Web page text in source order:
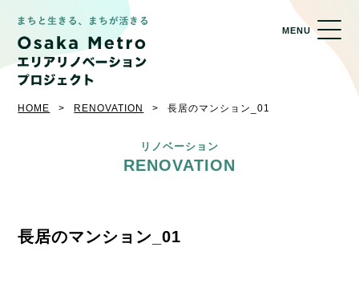
MENU
HOME RENOVATION 長居のマンション_01
リノベーション
RENOVATION
長居のマンション_01